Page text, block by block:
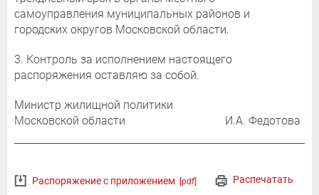
самоуправления муниципальных районов и
городских округов Московской области.
3. Контроль за исполнением настоящего
распоряжения оставляю за собой.
Министр жилищной политики
Московской области И.А. Федотова
Распечатать
Распоряжение с приложением [pdf]